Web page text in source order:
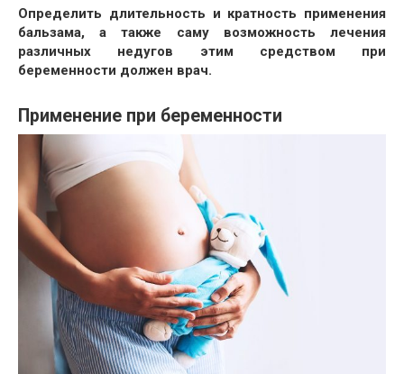
Определить длительность и кратность применения
бальзама, а также саму возможность лечения
различных недугов этим средством при
беременности должен врач.
Применение при беременности